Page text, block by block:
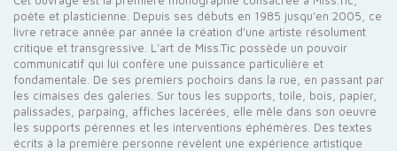
poète et plasticienne. Depuis ses débuts en 1985 jusqu'en 2005, ce
livre retrace année par année la création d'une artiste résolument
critique et transgressive. L'art de Miss.Tic possède un pouvoir
communicatif qui lui confère une puissance particulière et
fondamentale. De ses premiers pochoirs dans la rue, en passant par
les cimaises des galeries. Sur tous les supports, toile, bois, papier,
palissades, parpaing, affiches lacérées, elle mêle dans son oeuvre
les supports pérennes et les interventions éphémères. Des textes
écrits à la première personne révèlent une expérience artistique